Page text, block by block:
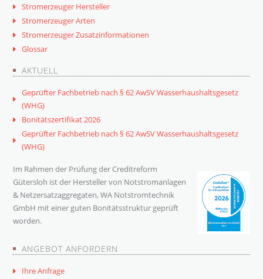
Stromerzeuger Hersteller
Stromerzeuger Arten
Stromerzeuger Zusatzinformationen
Glossar
AKTUELL
Geprüfter Fachbetrieb nach § 62 AwSV Wasserhaushaltsgesetz
(WHG)
Bonitätszertifikat 2026
Geprüfter Fachbetrieb nach § 62 AwSV Wasserhaushaltsgesetz
(WHG)
Im Rahmen der Prüfung der Creditreform
Gütersloh ist der Hersteller von Notstromanlagen
& Netzersatzaggregaten, WA Notstromtechnik
GmbH mit einer guten Bonitätsstruktur geprüft
worden.
ANGEBOT ANFORDERN
Ihre Anfrage